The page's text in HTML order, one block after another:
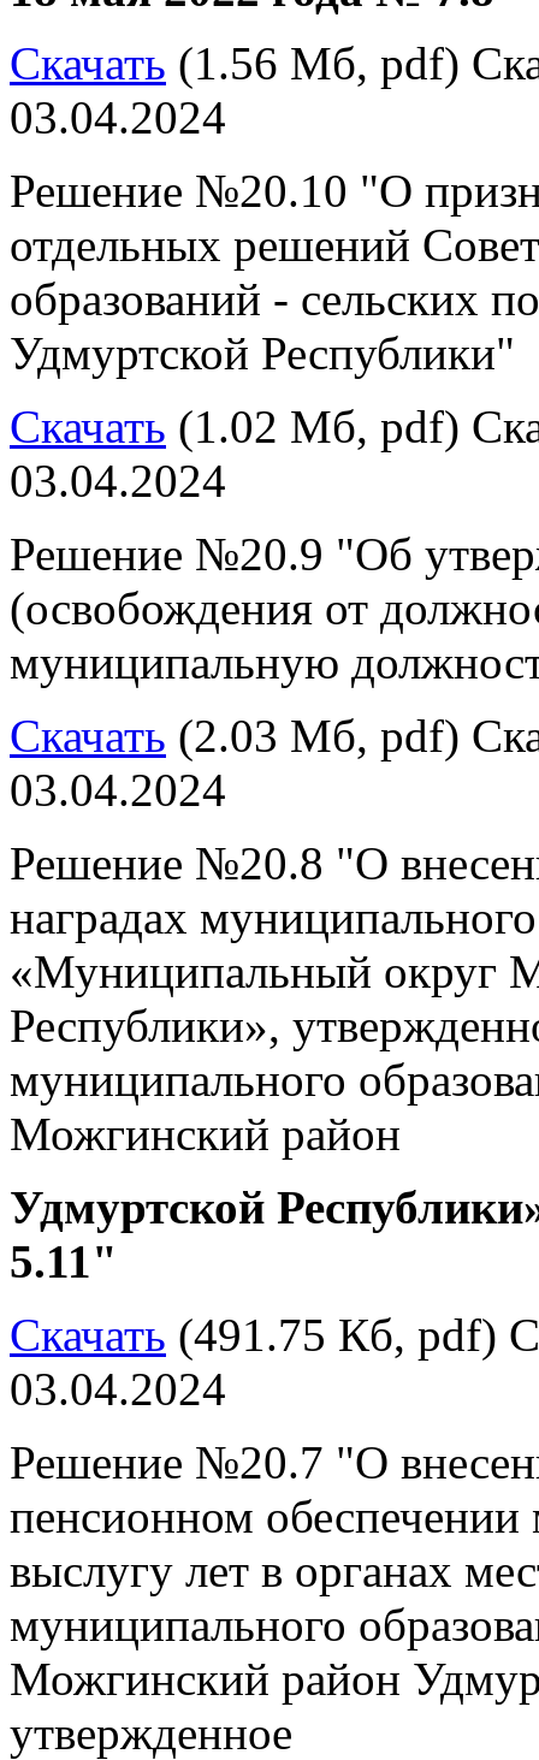
Скачать (1.56 Мб, pdf)
03.04.2024
Решение №20.10 "О
отдельных решений
образований - сельских
Удмуртской Республики"
Скачать (1.02 Мб, pdf)
03.04.2024
Решение №20.9 "Об
(освобождения от
муниципальную
Скачать (2.03 Мб, pdf)
03.04.2024
Решение №20.8 "О
наградах
«Муниципальный округ
Республики»,
муниципального
Можгинский район
Удмуртской
5.11"
Скачать (491.75 Кб, pdf)
03.04.2024
Решение №20.7 "О
пенсионном
выслугу лет в органах
муниципального
Можгинский район
утвержденное